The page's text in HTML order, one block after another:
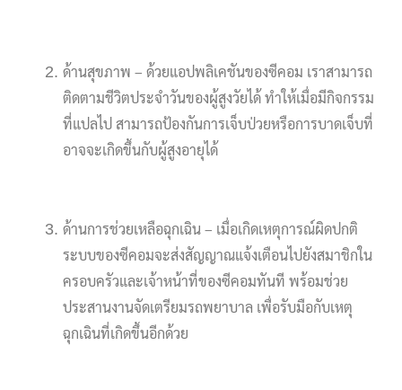
ด้านสุขภาพ – ด้วยแอปพลิเคชันของซีคอม เราสามารถ
ติดตามชีวิตประจำวันของผู้สูงวัยได้ ทำให้เมื่อมีกิจกรรม
ที่แปลไป สามารถป้องกันการเจ็บป่วยหรือการบาดเจ็บที่
อาจจะเกิดขึ้นกับผู้สูงอายุได้
ด้านการช่วยเหลือฉุกเฉิน – เมื่อเกิดเหตุการณ์ผิดปกติ
ระบบของซีคอมจะส่งสัญญาณแจ้งเตือนไปยังสมาชิกใน
ครอบครัวและเจ้าหน้าที่ของซีคอมทันที พร้อมช่วย
ประสานงานจัดเตรียมรถพยาบาล เพื่อรับมือกับเหตุ
ฉุกเฉินที่เกิดขึ้นอีกด้วย